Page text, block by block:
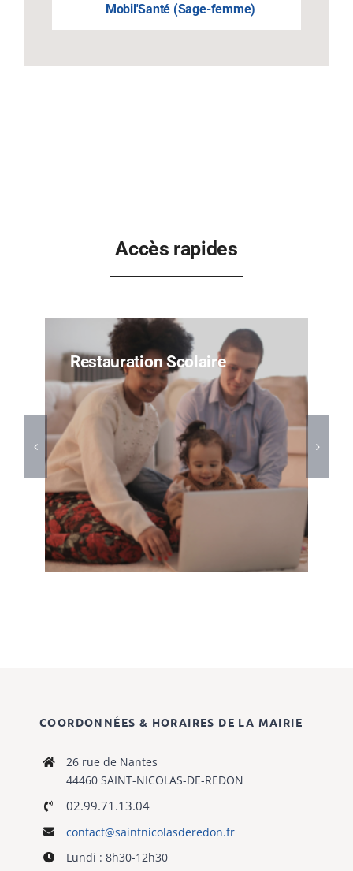
Mobil'Santé (Sage-femme)
Accès rapides
Restauration Scolaire
COORDONNÉES & HORAIRES DE LA MAIRIE
26 rue de Nantes
44460 SAINT-NICOLAS-DE-REDON
02.99.71.13.04
contact@saintnicolasderedon.fr
Lundi : 8h30-12h30